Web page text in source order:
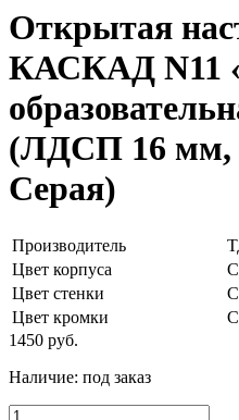
Открытая
КАСКАД N11
(ЛДСП 16 мм,
Серая)
Производитель
Цвет корпуса
Цвет стенки
Цвет кромки
1450 руб.
Наличие: под заказ